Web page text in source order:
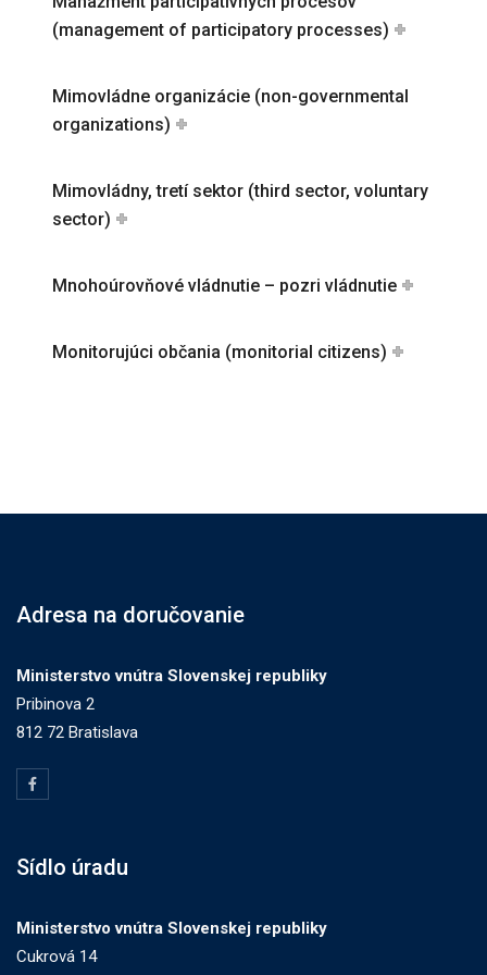
(management of participatory processes)
Mimovládne organizácie (non-governmental
organizations)
Mimovládny, tretí sektor (third sector, voluntary
sector)
Mnohoúrovňové vládnutie – pozri vládnutie
Monitorujúci občania (monitorial citizens)
Adresa na doručovanie
Ministerstvo vnútra Slovenskej republiky
Pribinova 2
812 72 Bratislava
Sídlo úradu
Ministerstvo vnútra Slovenskej republiky
Cukrová 14